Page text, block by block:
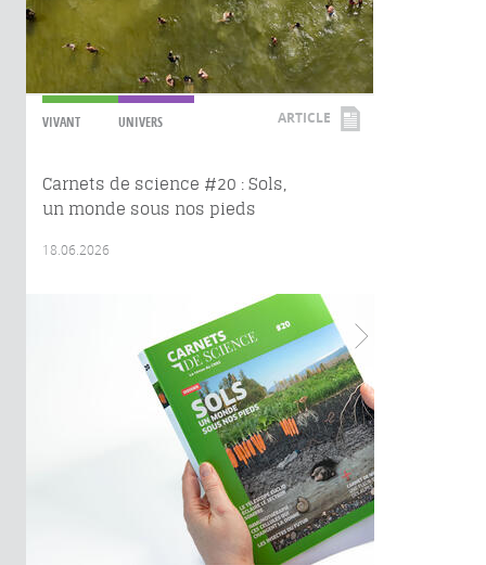
VIVANT UNIVERS ARTICLE
Carnets de science #20 : Sols,
un monde sous nos pieds
18.06.2026